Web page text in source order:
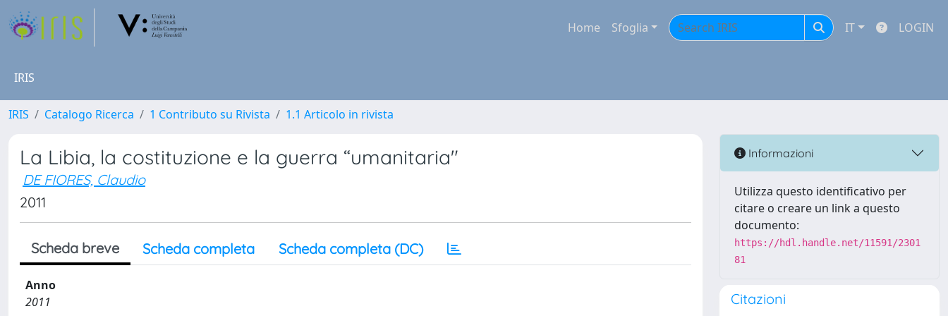
Home Sfoglia IT LOGIN
IRIS
IRIS Catalogo Ricerca 1 Contributo su Rivista 1.1 Articolo in rivista
La Libia, la costituzione e la guerra “umanitaria"
DE FIORES, Claudio
2011
Scheda breve Scheda completa Scheda completa (DC)
Anno
2011
Informazioni
Utilizza questo identificativo per
citare o creare un link a questo
documento:
https://hdl.handle.net/11591/2301
81
Citazioni